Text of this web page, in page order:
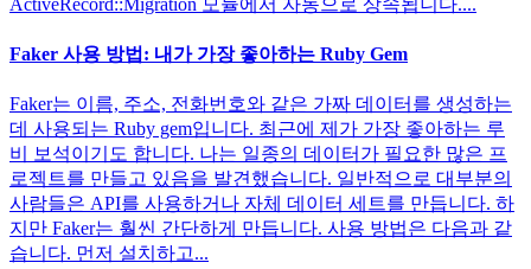
Faker 사용 방법: 내가 가장 좋아하는 Ruby Gem
Faker는 이름, 주소, 전화번호와 같은 가짜 데이터를 생성하는
데 사용되는 Ruby gem입니다. 최근에 제가 가장 좋아하는 루
비 보석이기도 합니다. 나는 일종의 데이터가 필요한 많은 프
로젝트를 만들고 있음을 발견했습니다. 일반적으로 대부분의
사람들은 API를 사용하거나 자체 데이터 세트를 만듭니다. 하
지만 Faker는 훨씬 간단하게 만듭니다. 사용 방법은 다음과 같
습니다. 먼저 설치하고...